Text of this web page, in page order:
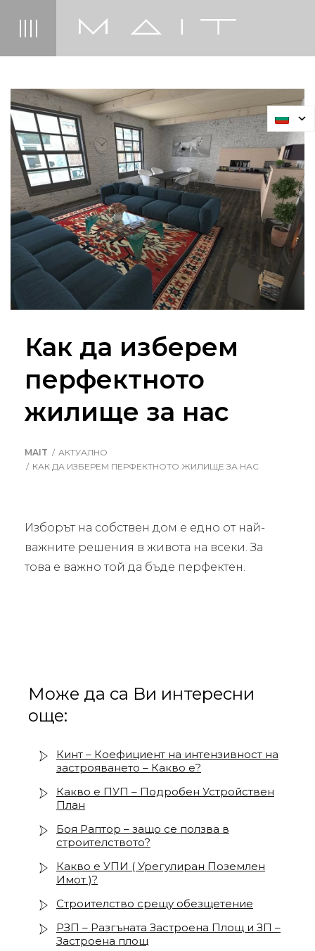
Как да изберем
перфектното
жилище за нас
MAIT
АКТУАЛНО
КАК ДА ИЗБЕРЕМ ПЕРФЕКТНОТО ЖИЛИЩЕ ЗА НАС
Изборът на собствен дом е едно от най-
важните решения в живота на всеки. За
това е важно той да бъде перфектен.
Може да са Ви интересни
още:
Кинт – Коефициент на интензивност на
застрояването – Какво е?
Какво е ПУП – Подробен Устройствен
План
Боя Раптор – защо се ползва в
строителството?
Какво е УПИ ( Урегулиран Поземлен
Имот )?
Строителство срещу обезщетение
РЗП – Разгъната Застроена Площ и ЗП –
Застроена площ